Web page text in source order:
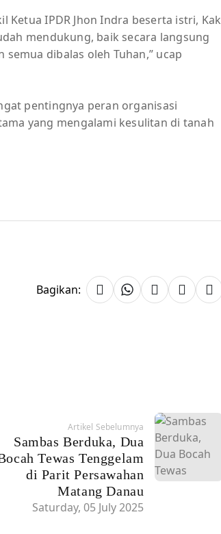
Ketua IPDR Jhon Indra beserta istri, Kak
mendukung, baik secara langsung
dibalas oleh Tuhan,” ucap
pentingnya peran organisasi
yang mengalami kesulitan di tanah
Bagikan:
Artikel Sebelumnya
Sambas Berduka, Dua
Tewas Tenggelam
di Parit Persawahan
Matang Danau
Saturday, 05 July 2025